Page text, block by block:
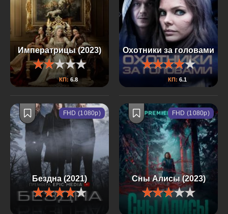
Императрицы (2023)
КП: 6.8
Охотники за головами
КП: 6.1
Бездна (2021)
FHD (1080p)
Сны Алисы (2023)
FHD (1080p)